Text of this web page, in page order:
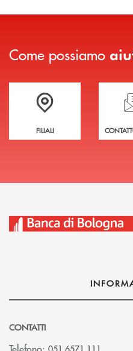
Come possiamo
Trova la filiale più vicina a te
FILIALI
Hai
CONTATTI
Telefono: 051 6571.111